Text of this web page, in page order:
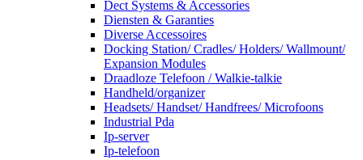
Dect Systems & Accessories
Diensten & Garanties
Diverse Accessoires
Docking Station/ Cradles/ Holders/ Wallmount/
Expansion Modules
Draadloze Telefoon / Walkie-talkie
Handheld/organizer
Headsets/ Handset/ Handfrees/ Microfoons
Industrial Pda
Ip-server
Ip-telefoon